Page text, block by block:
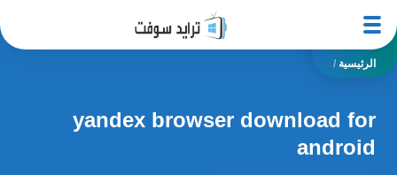
الرئيسية /
yandex browser download for
android